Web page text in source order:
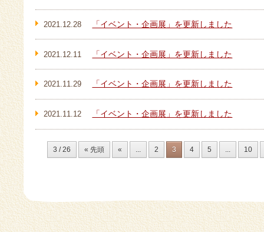
2021.12.28 「イベント・企画展」を更新しました
2021.12.11 「イベント・企画展」を更新しました
2021.11.29 「イベント・企画展」を更新しました
2021.11.12 「イベント・企画展」を更新しました
3 / 26 « 先頭 « ... 2 3 4 5 ... 10